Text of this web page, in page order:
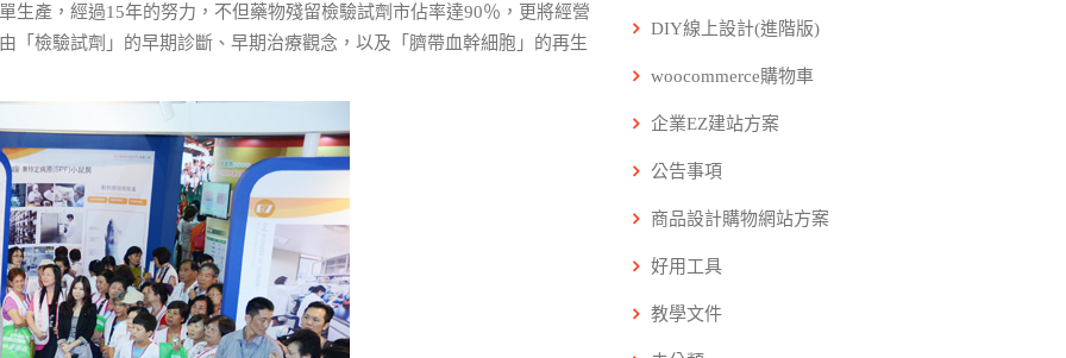
生產，經過15年的努力，不但藥物殘留檢驗試劑市佔率達90％，更將經營
「檢驗試劑」的早期診斷、早期治療觀念，以及「臍帶血幹細胞」的再生
DIY線上設計(進階版)
woocommerce購物車
企業EZ建站方案
公告事項
商品設計購物網站方案
好用工具
教學文件